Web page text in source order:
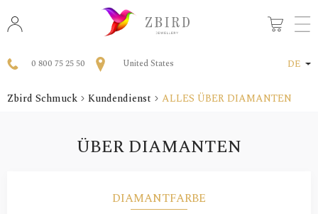
0 800 75 25 50 United States DE
Zbird Schmuck Kundendienst ALLES ÜBER DIAMANTEN
ÜBER DIAMANTEN
DIAMANTFARBE